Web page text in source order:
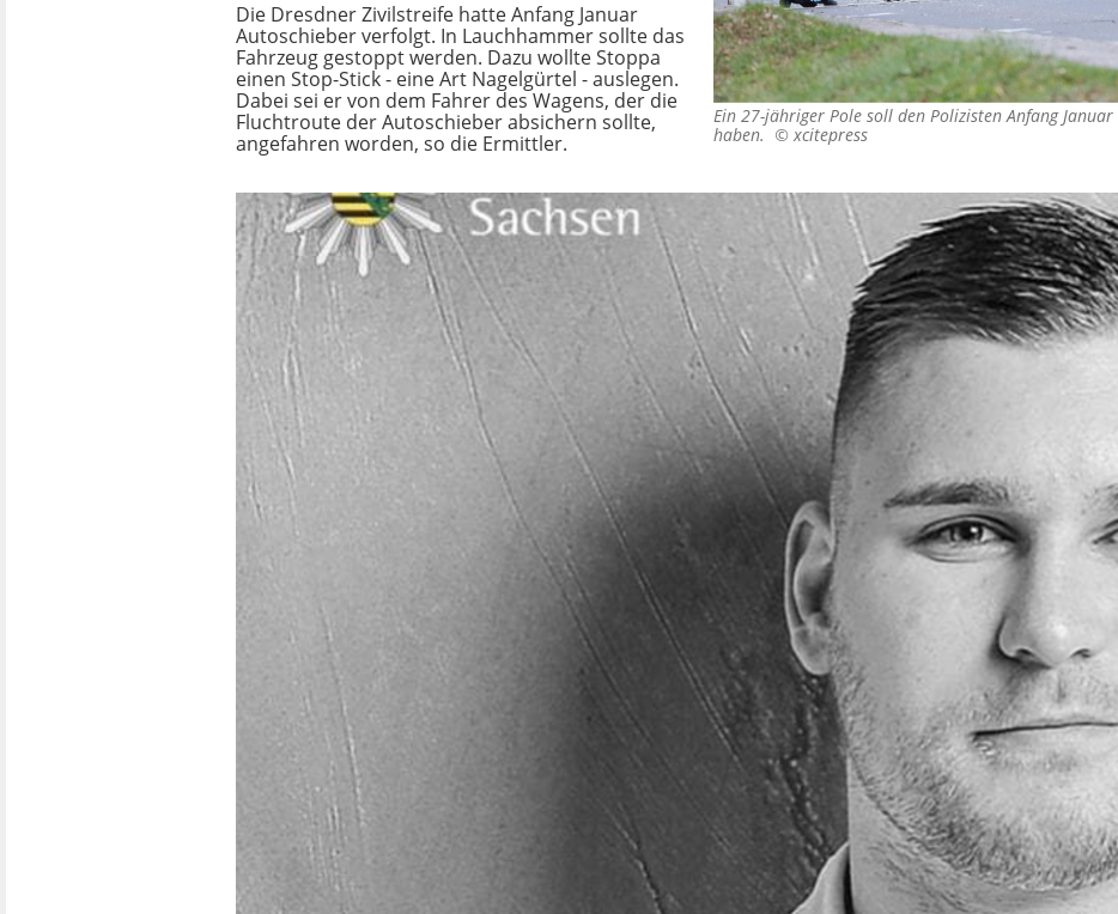
Ein 27-jähriger Pole soll den Polizisten Anfang
haben. © xcitepress
Die Dresdner Zivilstreife hatte Anfang Januar
Autoschieber verfolgt. In Lauchhammer sollte das
Fahrzeug gestoppt werden. Dazu wollte Stoppa
einen Stop-Stick - eine Art Nagelgürtel - auslegen.
Dabei sei er von dem Fahrer des Wagens, der die
Fluchtroute der Autoschieber absichern sollte,
angefahren worden, so die Ermittler.